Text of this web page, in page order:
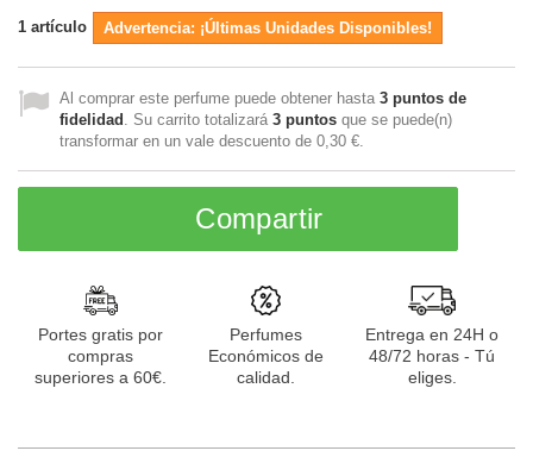
1 artículo Advertencia: ¡Últimas Unidades Disponibles!
Al comprar este perfume puede obtener hasta 3 puntos de
fidelidad . Su carrito totalizará 3 puntos que se puede(n)
transformar en un vale descuento de 0,30 €
Compartir
Portes gratis por
compras
superiores a 60€.
Perfumes
Económicos de
calidad.
Entrega en 24H o
48/72 horas - Tú
eliges.